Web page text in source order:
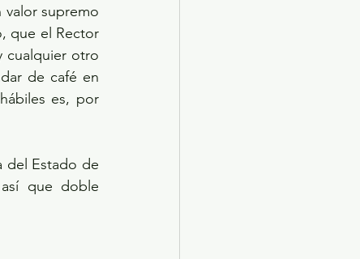
valor supremo
que el Rector
cualquier otro
de café en
es, por
del Estado de
que doble